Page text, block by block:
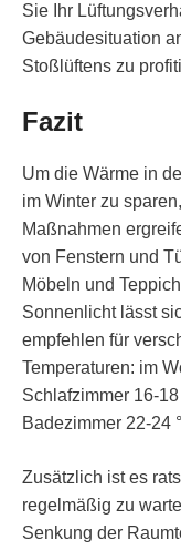
Sie Ihr
Gebäudesituation
Stoßlüftens zu
Fazit
Um die Wärme in
im Winter zu
Maßnahmen
von Fenstern und
Möbeln und
Sonnenlicht lässt
empfehlen für
Temperaturen: im
Schlafzimmer 16-
Badezimmer 22-24
Zusätzlich ist es
regelmäßig zu
Senkung der